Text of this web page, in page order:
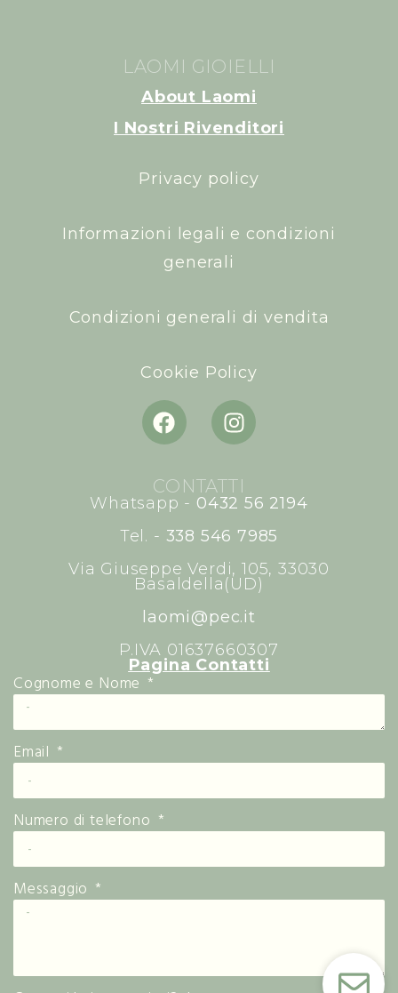
LAOMI GIOIELLI
About Laomi
I Nostri Rivenditori
Privacy policy
Informazioni legali e condizioni
generali
Condizioni generali di vendita
Cookie Policy
CONTATTI
Whatsapp - 0432 56 2194
Tel. - 338 546 7985
Via Giuseppe Verdi, 105, 33030
Basaldella(UD)
laomi@pec.it
P.IVA 01637660307
Pagina Contatti
Cognome e Nome
Email
Numero di telefono
Messaggio